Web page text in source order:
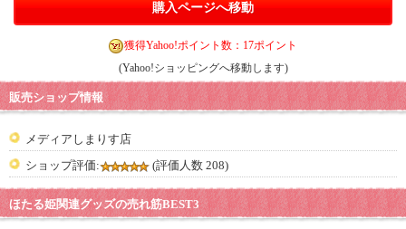
購入ページへ移動
獲得Yahoo!ポイント数：17ポイント
(Yahoo!ショッピングへ移動します)
販売ショップ情報
メディアしまりす店
ショップ評価:
(評価人数 208)
ほたる姫関連グッズの売れ筋BEST3